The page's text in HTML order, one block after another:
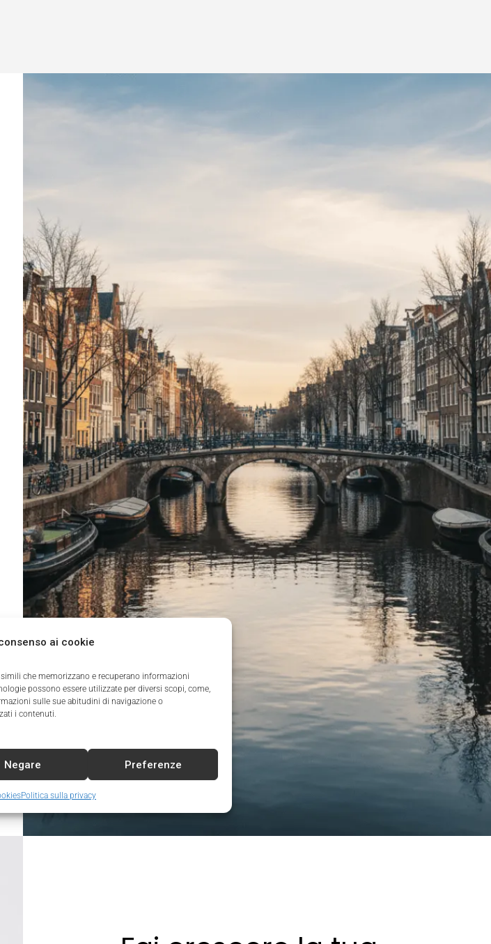
ai cookie
che memorizzano e recuperano informazioni
possono essere utilizzate per diversi scopi, come,
sulle sue abitudini di navigazione o
i contenuti.
Negare Preferenze
Politica sulla privacy